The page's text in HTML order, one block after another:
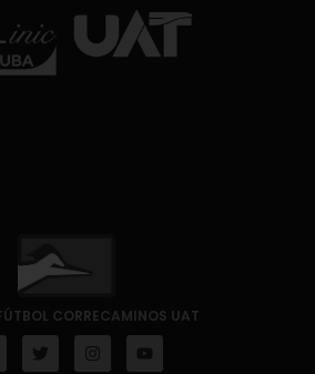
CORRECAMINOS UAT